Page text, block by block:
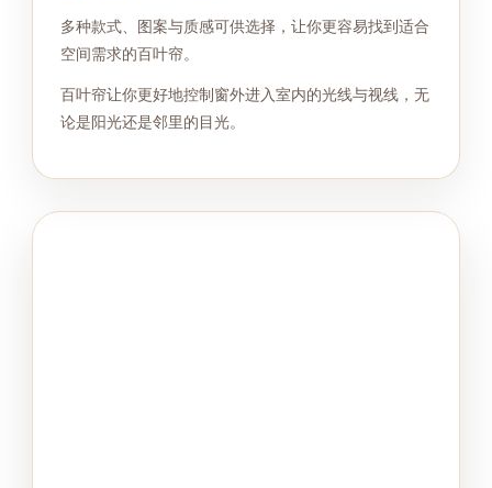
多种款式、图案与质感可供选择，让你更容易找到适合
空间需求的百叶帘。
百叶帘让你更好地控制窗外进入室内的光线与视线，无
论是阳光还是邻里的目光。